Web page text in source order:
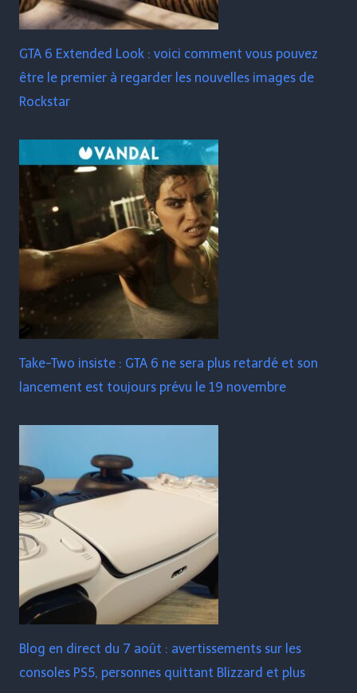
GTA 6 Extended Look : voici comment vous pouvez
être le premier à regarder les nouvelles images de
Rockstar
Take-Two insiste : GTA 6 ne sera plus retardé et son
lancement est toujours prévu le 19 novembre
Blog en direct du 7 août : avertissements sur les
consoles PS5, personnes quittant Blizzard et plus